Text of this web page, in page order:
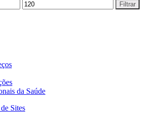
Filtrar
da Saúde
Sites